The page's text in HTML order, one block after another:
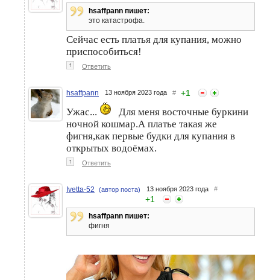
Одежда, которая делает
нашу фигуру безупречной
Платье Весна-Лето 2015:
выбираем по типу фигуры
hsaffpann пишет:
это катастрофа.
Сейчас есть платья для купания, можно
приспособиться!
↑ Ответить
hsaffpann 13 ноября 2023 года # +1
Ужас...
Для меня восточные буркини
ночной кошмар.А платье такая же
фигня,как первые будки для купания в
открытых водоёмах.
↑ Ответить
Ivetta-52 (автор поста) 13 ноября 2023 года #
+1
hsaffpann пишет:
фигня